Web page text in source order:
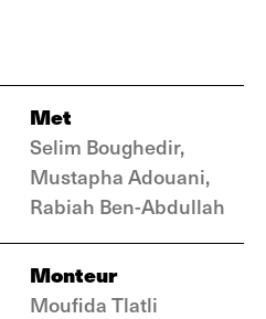
Met
Selim Boughedir,
Mustapha Adouani,
Rabiah Ben-Abdullah
Monteur
Moufida Tlatli